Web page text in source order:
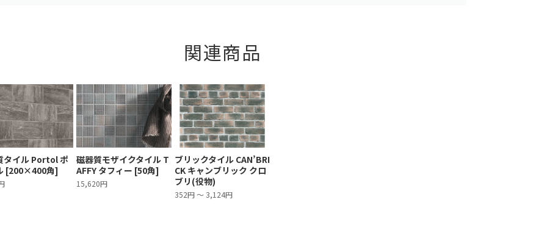
関連商品
タイル Portol ポ
[200×400角]
磁器質モザイクタイル T
AFFY タフィー [50角]
15,620円
ブリックタイル CAN’BRI
CK キャンブリック クロ
ブリ(役物)
352円 ～ 3,124円